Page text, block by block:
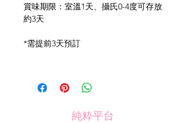
賞味期限：室溫1天、攝氏0-4度可存放
約3天
*需提前3天預訂
純粋平台